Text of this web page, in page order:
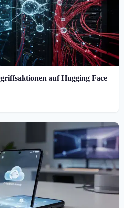
auf Hugging Face